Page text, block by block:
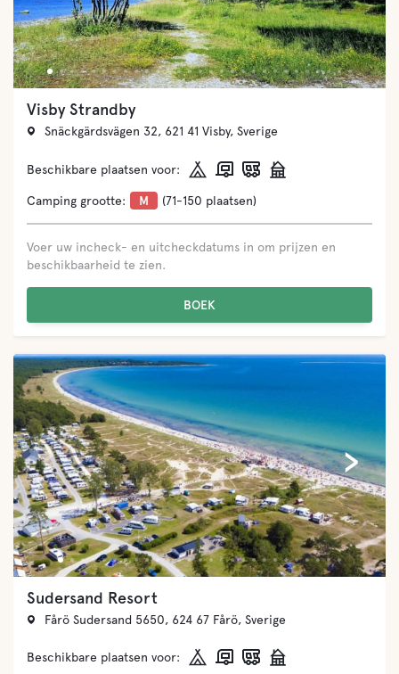
Visby Strandby
Snäckgärdsvägen 32, 621 41 Visby, Sverige
Beschikbare plaatsen voor:
Camping grootte: M (71-150 plaatsen)
Voer uw incheck- en uitcheckdatums in om prijzen en
beschikbaarheid te zien.
BOEK
›
‹
Sudersand Resort
Fårö Sudersand 5650, 624 67 Fårö, Sverige
Beschikbare plaatsen voor: